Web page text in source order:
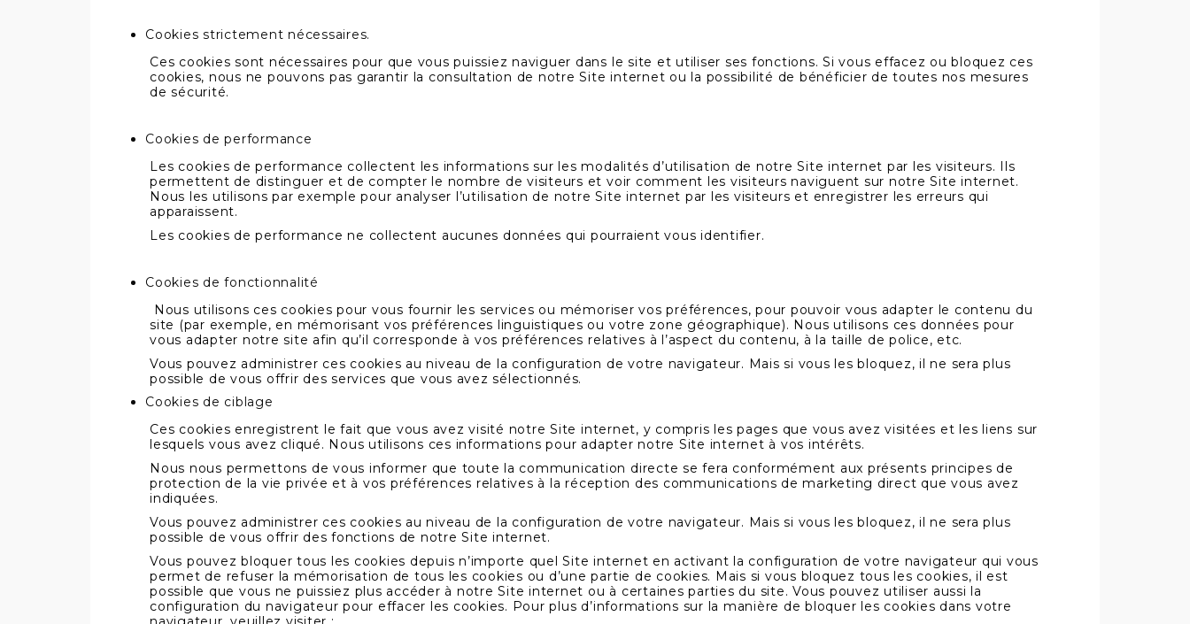
Cookies strictement nécessaires.
Ces cookies sont nécessaires pour que vous puissiez naviguer dans le site et utiliser ses fonctions. Si vous effacez ou bloquez ces
cookies, nous ne pouvons pas garantir la consultation de notre Site internet ou la possibilité de bénéficier de toutes nos mesures
de sécurité.
Cookies de performance
Les cookies de performance collectent les informations sur les modalités d’utilisation de notre Site internet par les visiteurs. Ils
permettent de distinguer et de compter le nombre de visiteurs et voir comment les visiteurs naviguent sur notre Site internet.
Nous les utilisons par exemple pour analyser l’utilisation de notre Site internet par les visiteurs et enregistrer les erreurs qui
apparaissent.
Les cookies de performance ne collectent aucunes données qui pourraient vous identifier.
Cookies de fonctionnalité
Nous utilisons ces cookies pour vous fournir les services ou mémoriser vos préférences, pour pouvoir vous adapter le contenu du
site (par exemple, en mémorisant vos préférences linguistiques ou votre zone géographique). Nous utilisons ces données pour
vous adapter notre site afin qu’il corresponde à vos préférences relatives à l’aspect du contenu, à la taille de police, etc.
Vous pouvez administrer ces cookies au niveau de la configuration de votre navigateur. Mais si vous les bloquez, il ne sera plus
possible de vous offrir des services que vous avez sélectionnés.
Cookies de ciblage
Ces cookies enregistrent le fait que vous avez visité notre Site internet, y compris les pages que vous avez visitées et les liens sur
lesquels vous avez cliqué. Nous utilisons ces informations pour adapter notre Site internet à vos intérêts.
Nous nous permettons de vous informer que toute la communication directe se fera conformément aux présents principes de
protection de la vie privée et à vos préférences relatives à la réception des communications de marketing direct que vous avez
indiquées.
Vous pouvez administrer ces cookies au niveau de la configuration de votre navigateur. Mais si vous les bloquez, il ne sera plus
possible de vous offrir des fonctions de notre Site internet.
Vous pouvez bloquer tous les cookies depuis n’importe quel Site internet en activant la configuration de votre navigateur qui vous
permet de refuser la mémorisation de tous les cookies ou d’une partie de cookies. Mais si vous bloquez tous les cookies, il est
possible que vous ne puissiez plus accéder à notre Site internet ou à certaines parties du site. Vous pouvez utiliser aussi la
configuration du navigateur pour effacer les cookies. Pour plus d’informations sur la manière de bloquer les cookies dans votre